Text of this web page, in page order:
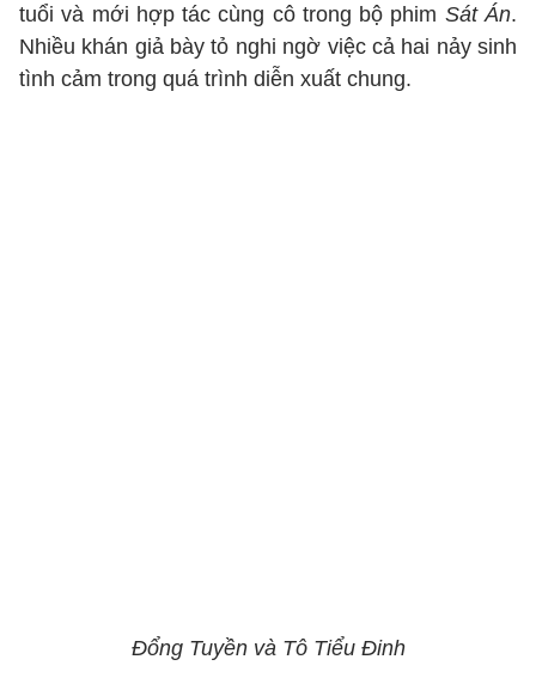
tuổi và mới hợp tác cùng cô trong bộ phim Sát Án.
Nhiều khán giả bày tỏ nghi ngờ việc cả hai nảy sinh
tình cảm trong quá trình diễn xuất chung.
Đổng Tuyền và Tô Tiểu Đinh